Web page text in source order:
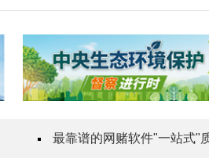
最靠谱的网赌软件"一站式"质量服务指导